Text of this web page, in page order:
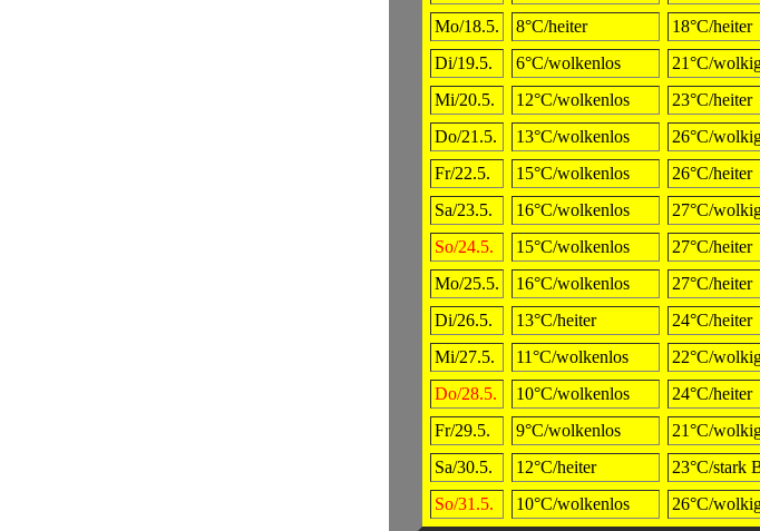
Mo/18.5.
8°C/heiter 18°C/heiter
Di/19.5.
6°C/wolkenlos 21°C/
Mi/20.5.
12°C/wolkenlos 23°C/heiter
Do/21.5.
13°C/wolkenlos 26°C/
Fr/22.5.
15°C/wolkenlos 26°C/heiter
Sa/23.5.
16°C/wolkenlos 27°C/
So/24.5.
15°C/wolkenlos 27°C/heiter
Mo/25.5.
16°C/wolkenlos 27°C/heiter
Di/26.5.
13°C/heiter 24°C/heiter
Mi/27.5.
11°C/wolkenlos 22°C/
Do/28.5.
10°C/wolkenlos 24°C/heiter
Fr/29.5.
9°C/wolkenlos 21°C/
Sa/30.5.
12°C/heiter 23°C/stark
So/31.5.
10°C/wolkenlos 26°C/